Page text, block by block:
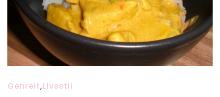
Genrelt,Livsstil